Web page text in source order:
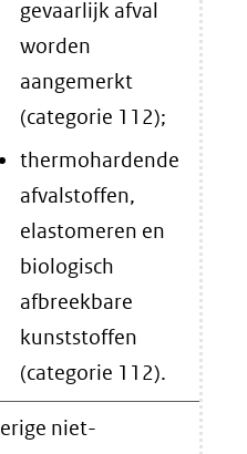
gevaarlijk afval
worden
aangemerkt
(categorie 112);
thermohardende
afvalstoffen,
elastomeren en
biologisch
afbreekbare
kunststoffen
(categorie 112).
niet-